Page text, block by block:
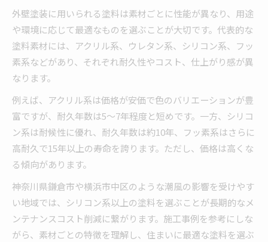
外壁塗装に用いられる塗料は素材ごとに性能が異なり、用途
や環境に応じて最適なものを選ぶことが大切です。代表的な
塗料素材には、アクリル系、ウレタン系、シリコン系、フッ
素系などがあり、それぞれ耐久性やコスト、仕上がり感が異
なります。
例えば、アクリル系は価格が安価で色のバリエーションが豊
富ですが、耐久年数は5～7年程度と短めです。一方、シリコ
ン系は耐候性に優れ、耐久年数は約10年、フッ素系はさらに
高耐久で15年以上の寿命を誇ります。ただし、価格は高くな
る傾向があります。
神奈川県鎌倉市や横浜市中区のような潮風の影響を受けやす
い地域では、シリコン系以上の塗料を選ぶことが長期的なメ
ンテナンスコスト削減に繋がります。施工事例を参考にしな
がら、素材ごとの特徴を理解し、住まいに最適な塗料を選ぶ